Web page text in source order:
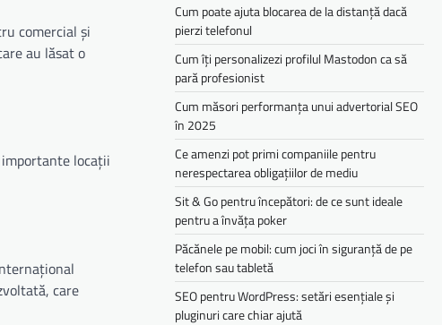
comercial și
au lăsat o
locații
care
Cum poate ajuta blocarea de la distanță dacă
pierzi telefonul
Cum îți personalizezi profilul Mastodon ca să
pară profesionist
Cum măsori performanța unui advertorial SEO
în 2025
Ce amenzi pot primi companiile pentru
nerespectarea obligațiilor de mediu­­
Sit & Go pentru începători: de ce sunt ideale
pentru a învăța poker
Păcănele pe mobil: cum joci în siguranță de pe
telefon sau tabletă
SEO pentru WordPress: setări esențiale și
pluginuri care chiar ajută